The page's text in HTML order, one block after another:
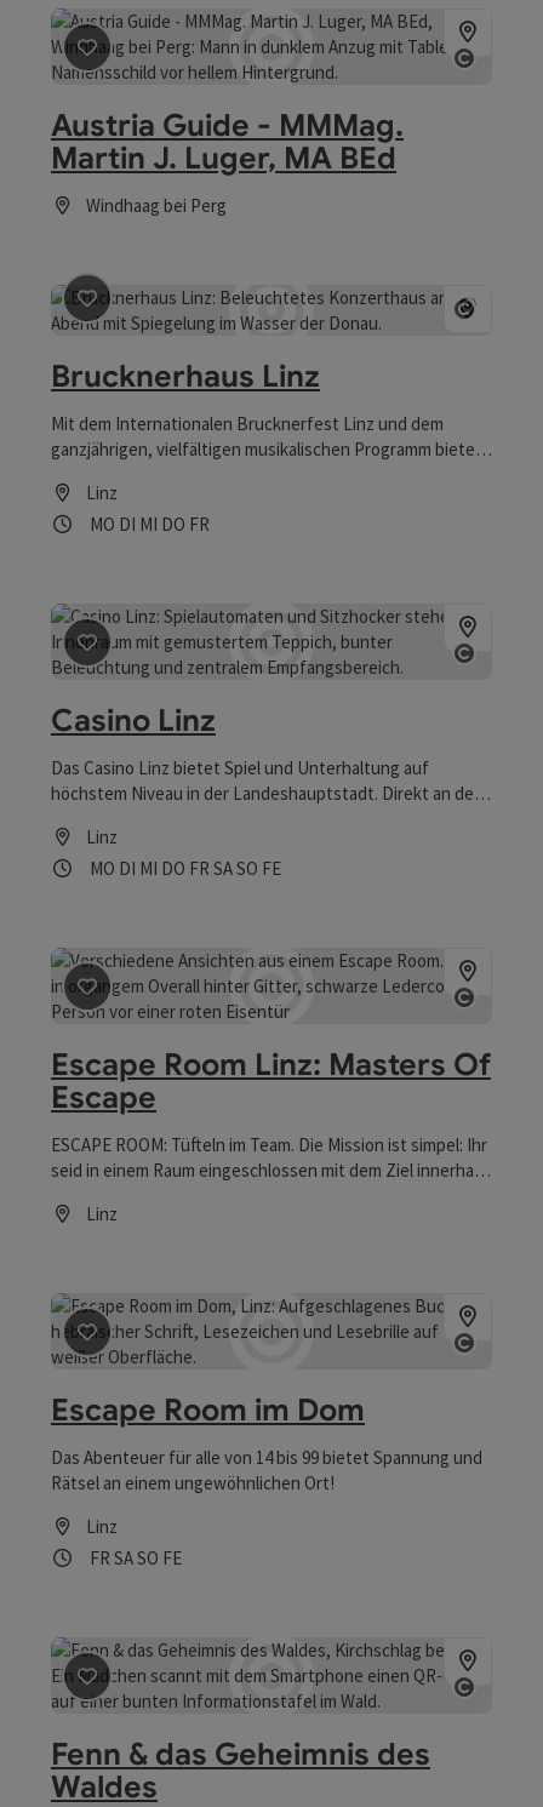
Beitrag merken: Austria Guide - MMMag. Martin J.
Austria Guide - MMMag.
Martin J. Luger, MA BEd
Windhaag bei Perg
Beitrag merken : Brucknerhaus Linz
Brucknerhaus Linz
Mit dem Internationalen Brucknerfest Linz und dem
ganzjährigen, vielfältigen musikalischen Programm bietet
Besucher*innen jeden Alters einen Querschnitt aus
verschiedensten Genres mit hochkarätigen
Linz
Öffnungszeiten
MO Montag geöffnet
DI Dienstag geöffnet
MI Mittwoch geöffnet
DO Donnerstag geöffnet
FRFreitag geöffnet
Beitrag merken: Casino Linz
Casino Linz
Das Casino Linz bietet Spiel und Unterhaltung auf
höchstem Niveau in der Landeshauptstadt. Direkt an der
freiem Eintritt und ganz ohne Dresscode ein.
Linz
Öffnungszeiten
MO Montag geöffnet
DI Dienstag geöffnet
MI Mittwoch geöffnet
DO Donnerstag geöffnet
FR Freitag geöffnet
SASamstag geöffnet
SO Sonntag geöffnet
FEFeiertag geöffnet
Beitrag merken: Escape Room Linz: Masters Of Escape
Escape Room Linz: Masters Of
Escape
ESCAPE ROOM: Tüfteln im Team. Die Mission ist simpel: Ihr
seid in einem Raum eingeschlossen mit dem Ziel innerhalb
in einer anderen Welt, deren Geschichte und Geheimnisse
Handlung voran kommen. Euer Schicksal liegt in euren
Händen ... und Köpfen!
Linz
Beitrag merken
Escape Room im Dom
Das Abenteuer für alle von 14 bis 99 bietet Spannung und
Rätsel an einem ungewöhnlichen Ort!
Linz
Öffnungszeiten
FR Freitag geöffnet
SASamstag geöffnet
SO Sonntag geöffnet
FEFeiertag geöffnet
Beitrag merken: Fenn & das Geheimnis des Waldes
Fenn & das Geheimnis des
Waldes